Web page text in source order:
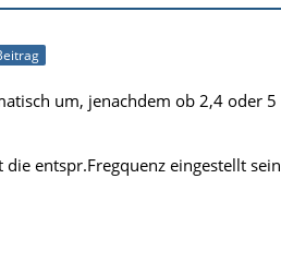
um, jenachdem ob 2,4 oder
entspr.Fregquenz eingestellt